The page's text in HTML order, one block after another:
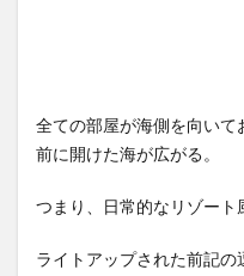
全ての部屋が海側を向い
前に開けた海が広がる。
つまり、日常的なリゾート
ライトアップされた前記の